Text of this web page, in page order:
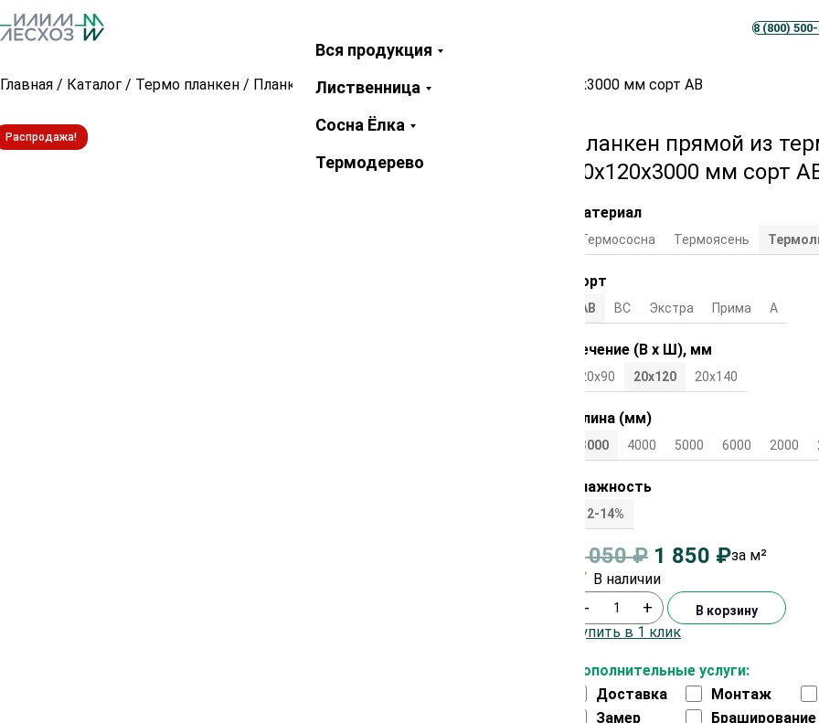
Телеграм
MAX8 (800)
Закрыть
Вся продукция
Лиственница
Сосна Ёлка
Термодерево
Главная / Каталог / Термо планкен / Планкен прямой из термолиственницы 20х120х3000 мм сорт АВ
Распродажа!
Планкен прямой из
20х120х3000 мм сорт
Материал
Термососна Термоясень
Сорт
АВ ВС Экстра Прима А
Сечение (В х Ш), мм
20х90 20х120 20х140
Длина (мм)
3000 4000 5000 6000 2000
Влажность
12-14%
2 050₽ 1 850 ₽за м²
В наличии
Дополнительные услуги:
Доставка
Монтаж
Замер
Браширование
- + В корзину
Купить в 1 клик